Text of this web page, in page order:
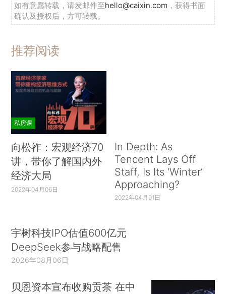
如有意愿转载，请发邮件至hello@caixin.com ，获得书面
确认及授权后，方可转载。
推荐阅读
私房课
向松祚：宏观经济70
讲，带你了解国内外
经济大局
2022年04月06日
In Depth: As
Tencent Lays Off
Staff, Is Its ‘Winter’
Approaching?
2022年04月01日
宇树科技IPO估值600亿元
DeepSeek参与战略配售
2026年08月06日
贝恩资本宣布收购贡茶 在中